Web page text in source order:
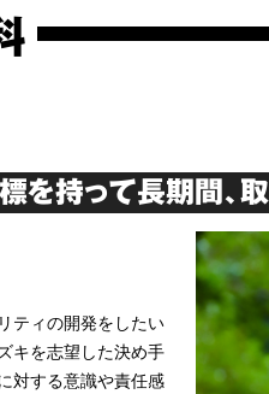
を持って長期間、
ティの開発をしたい
キを志望した決め手
対する意識や責任感